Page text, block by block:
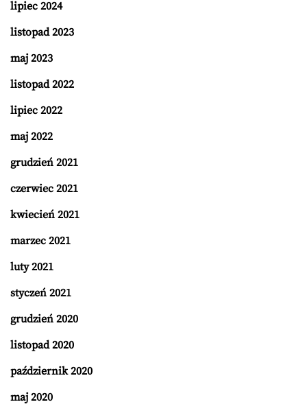
lipiec 2024
listopad 2023
maj 2023
listopad 2022
lipiec 2022
maj 2022
grudzień 2021
czerwiec 2021
kwiecień 2021
marzec 2021
luty 2021
styczeń 2021
grudzień 2020
listopad 2020
październik 2020
maj 2020